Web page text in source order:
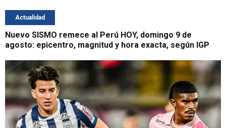
Actualidad
Nuevo SISMO remece al Perú HOY, domingo 9 de
agosto: epicentro, magnitud y hora exacta, según IGP